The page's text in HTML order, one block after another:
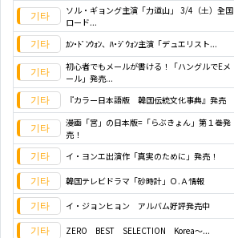
ソル・ギョング主演「力道山」 3/4（土）全国
ロード...
ｶﾝ･ﾄﾞﾝｳｫﾝ、ﾊ･ｼﾞｳｫﾝ主演「デュエリスト...
初心者でもメールが書ける！「ハングルでEメ
ール」発売...
『カラー日本語版 韓国伝統文化事典』発売
漫画「宮」の日本版=「らぶきょん」第１巻発
売！
イ・ヨンエ出演作「真実のために」発売！
韓国テレビドラマ「砂時計」Ｏ.Ａ情報
イ・ジョンヒョン アルバム好評発売中
ZERO BEST SELECTION Korea～...